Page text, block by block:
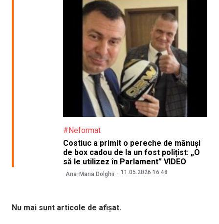
#Neformat
Costiuc a primit o pereche de mănuși
de box cadou de la un fost polițist: „O
să le utilizez în Parlament” VIDEO
Ana-Maria Dolghii 11.05.2026 16:48
Nu mai sunt articole de afișat.